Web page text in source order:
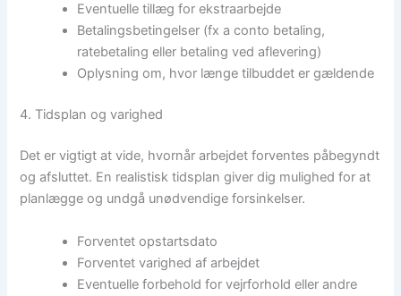
Eventuelle tillæg for ekstraarbejde
Betalingsbetingelser (fx a conto betaling,
ratebetaling eller betaling ved aflevering)
Oplysning om, hvor længe tilbuddet er gældende
4. Tidsplan og varighed
Det er vigtigt at vide, hvornår arbejdet forventes påbegyndt
og afsluttet. En realistisk tidsplan giver dig mulighed for at
planlægge og undgå unødvendige forsinkelser.
Forventet opstartsdato
Forventet varighed af arbejdet
Eventuelle forbehold for vejrforhold eller andre